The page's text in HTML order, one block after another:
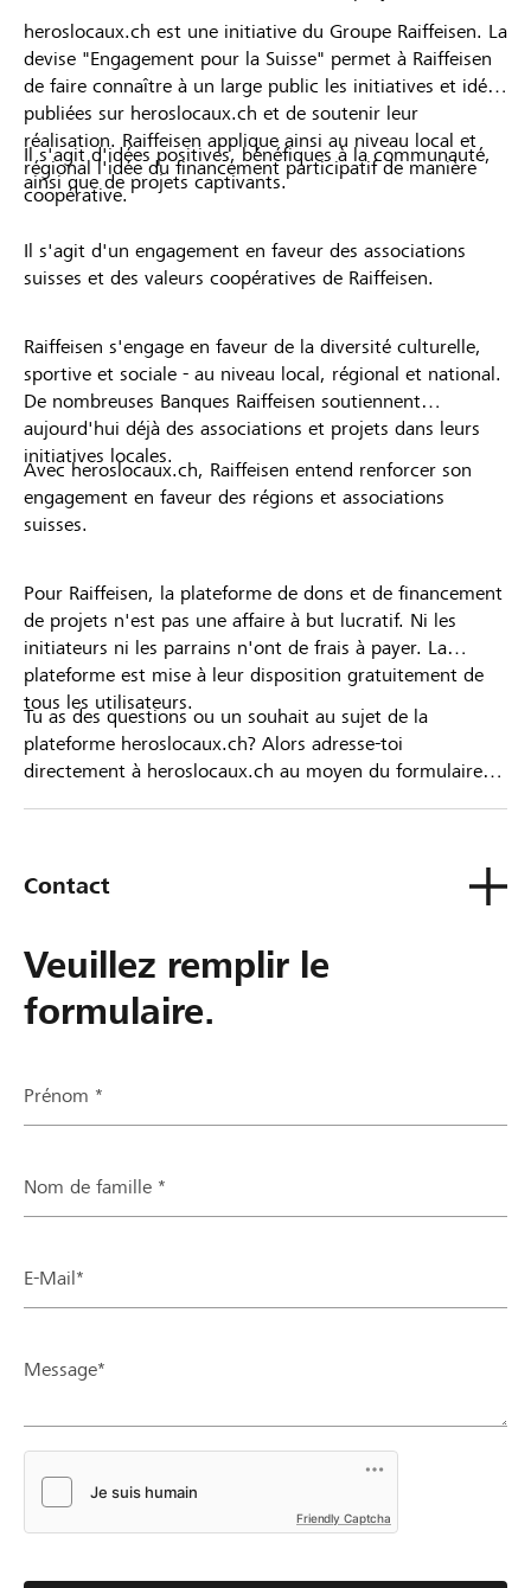
heroslocaux.ch est une initiative du Groupe Raiffeisen. La
devise "Engagement pour la Suisse" permet à Raiffeisen
de faire connaître à un large public les initiatives et idées
publiées sur heroslocaux.ch et de soutenir leur
réalisation. Raiffeisen applique ainsi au niveau local et
régional l'idée du financement participatif de manière
coopérative.
Il s'agit d'idées positives, bénéfiques à la communauté,
ainsi que de projets captivants.
Il s'agit d'un engagement en faveur des associations
suisses et des valeurs coopératives de Raiffeisen.
Raiffeisen s'engage en faveur de la diversité culturelle,
sportive et sociale - au niveau local, régional et national.
De nombreuses Banques Raiffeisen soutiennent
aujourd'hui déjà des associations et projets dans leurs
initiatives locales.
Avec heroslocaux.ch, Raiffeisen entend renforcer son
engagement en faveur des régions et associations
suisses.
Pour Raiffeisen, la plateforme de dons et de financement
de projets n'est pas une affaire à but lucratif. Ni les
initiateurs ni les parrains n'ont de frais à payer. La
plateforme est mise à leur disposition gratuitement de
tous les utilisateurs.
Tu as des questions ou un souhait au sujet de la
plateforme heroslocaux.ch? Alors adresse-toi
directement à heroslocaux.ch au moyen du formulaire
Contact
Veuillez remplir le
formulaire.
Prénom *
Nom de famille *
E-Mail*
Message*
Friendly Captcha